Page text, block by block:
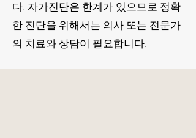
다. 자가진단은 한계가 있으므로 정확
한 진단을 위해서는 의사 또는 전문가
의 치료와 상담이 필요합니다.